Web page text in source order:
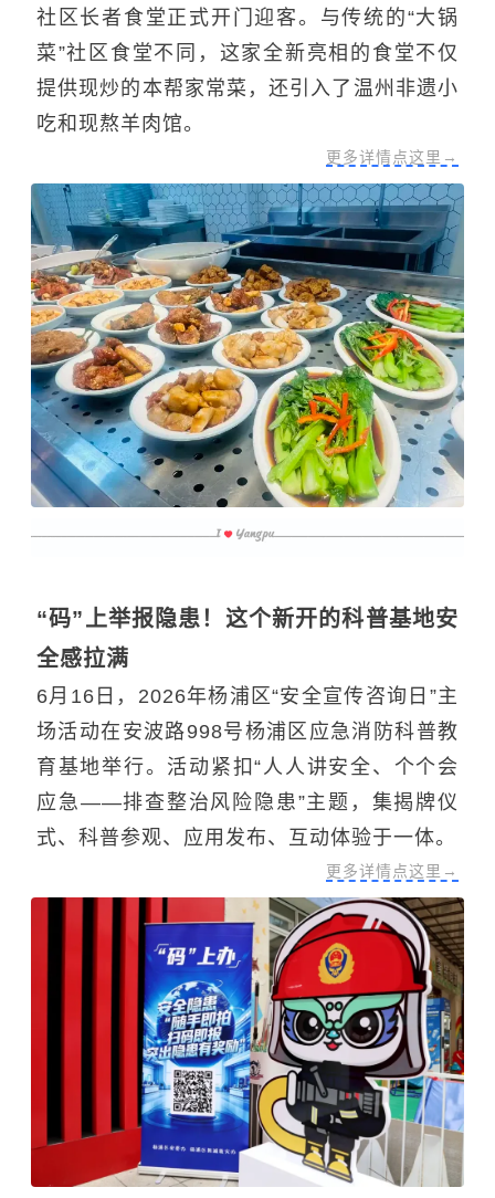
社区长者食堂正式开门迎客。与传统的“大锅
菜”社区食堂不同，这家全新亮相的食堂不仅
提供现炒的本帮家常菜，还引入了温州非遗小
吃和现熬羊肉馆。
更多详情点这里→
“码”上举报隐患！这个新开的科普基地安
全感拉满
6月16日，2026年杨浦区“安全宣传咨询日”主
场活动在安波路998号杨浦区应急消防科普教
育基地举行。活动紧扣“人人讲安全、个个会
应急——排查整治风险隐患”主题，集揭牌仪
式、科普参观、应用发布、互动体验于一体。
更多详情点这里→